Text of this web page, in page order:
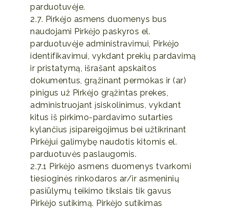
parduotuvėje.
2.7. Pirkėjo asmens duomenys bus
naudojami Pirkėjo paskyros el.
parduotuvėje administravimui, Pirkėjo
identifikavimui, vykdant prekių pardavimą
ir pristatymą, išrašant apskaitos
dokumentus, grąžinant permokas ir (ar)
pinigus už Pirkėjo grąžintas prekes,
administruojant įsiskolinimus, vykdant
kitus iš pirkimo-pardavimo sutarties
kylančius įsipareigojimus bei užtikrinant
Pirkėjui galimybę naudotis kitomis el.
parduotuvės paslaugomis.
2.7.1 Pirkėjo asmens duomenys tvarkomi
tiesioginės rinkodaros ar/ir asmeninių
pasiūlymų teikimo tikslais tik gavus
Pirkėjo sutikimą. Pirkėjo sutikimas